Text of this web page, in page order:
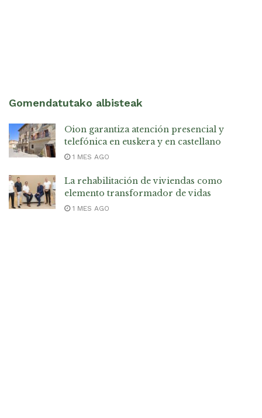
Gomendatutako albisteak
Oion garantiza atención presencial y
telefónica en euskera y en castellano
1 MES AGO
La rehabilitación de viviendas como
elemento transformador de vidas
1 MES AGO